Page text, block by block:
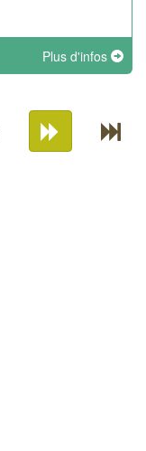
Plus d'infos